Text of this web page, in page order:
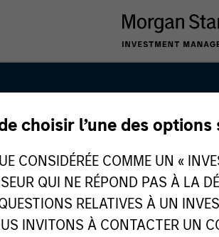
choisir l’une des
CONSIDÉRÉE COMME UN «
QUI NE RÉPOND PAS À LA
RELATIVES À UN
INVITONS À CONTACTER UN
Quality